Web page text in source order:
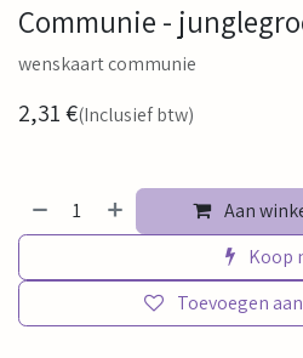
Communie -
wenskaart communie
2,31€(Inclusief btw)
Aan
Koop
Toevoegen